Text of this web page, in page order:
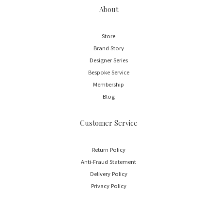
About
Store
Brand Story
Designer Series
Bespoke Service
Membership
Blog
Customer Service
Return Policy
Anti-Fraud Statement
Delivery Policy
Privacy Policy